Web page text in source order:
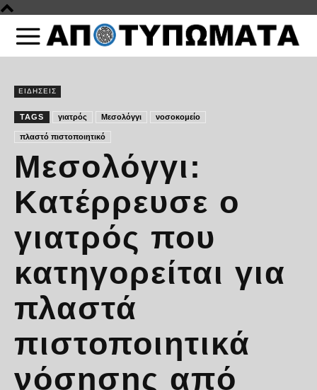
ΕΙΔΗΣΕΙΣ
TAGS γιατρός Μεσολόγγι νοσοκομείο
πλαστό πιστοποιητικό
Μεσολόγγι:
Κατέρρευσε ο
γιατρός που
κατηγορείται για
πλαστά
πιστοποιητικά
νόσησης από